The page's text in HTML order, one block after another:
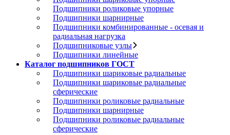
Подшипники роликовые упорные
Подшипники шарнирные
Подшипники комбинированные - осевая и
радиальная нагрузка
Подшипниковые узлы
Подшипники линейные
Каталог подшипников ГОСТ
Подшипники шариковые радиальные
Подшипники шариковые радиальные
сферические
Подшипники роликовые радиальные
Подшипники шарнирные
Подшипники роликовые радиальные
сферические